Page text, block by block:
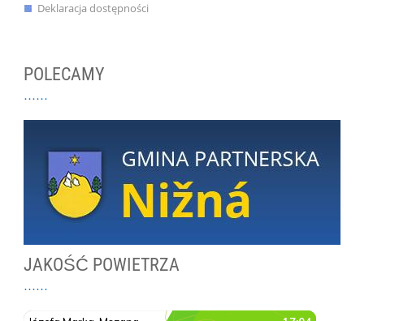
Deklaracja dostępności
POLECAMY
JAKOŚĆ POWIETRZA